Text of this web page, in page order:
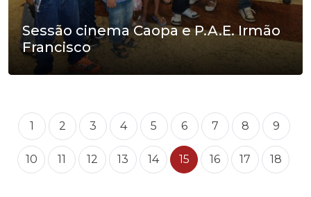
Sessão cinema Caopa e P.A.E. Irmão
Francisco
1 2 3 4 5 6 7 8 9
10 11 12 13 14 15 16 17 18